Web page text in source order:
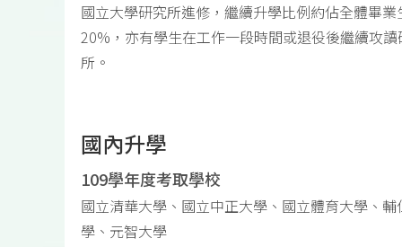
國立大學研究所進修，繼續升學比例約佔全體畢業
20%，亦有學生在工作一段時間或退役後繼續攻讀
所。
國內升學
109學年度考取學校
國立清華大學、國立中正大學、國立體育大學、輔
學、元智大學